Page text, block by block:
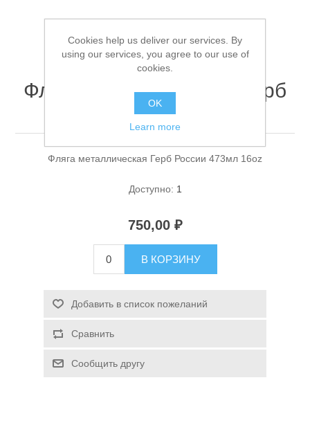
Аксессуары для лодок
Спасательные средства
Фляга металлическая Герб
России 473мл 16oz
Фляга металлическая Герб России 473мл 16oz
Доступно: 1
750,00 ₽
В КОРЗИНУ
Добавить в список пожеланий
Сравнить
Сообщить другу
Cookies help us deliver our services. By
using our services, you agree to our use of
cookies.
OK
Learn more